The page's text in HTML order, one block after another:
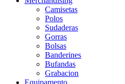
Camisetas
Polos
Sudaderas
Gorras
Bolsas
Banderines
Bufandas
Grabacion
Equipamento